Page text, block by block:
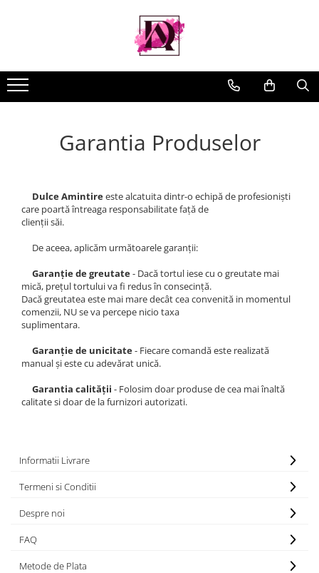
Garantia Produselor
Dulce Amintireeste alcatuita dintr-o echipă de profesioniști
care poartă întreaga responsabilitate față de
clienții săi.
De aceea, aplicăm următoarele garanții:
Garanție de greutate- Dacă tortul iese cu o greutate mai
mică, prețul tortului va fi redus în consecință.
Dacă greutatea este mai mare decât cea convenită in momentul
comenzii, NU se va percepe nicio taxa
suplimentara.
Garanție de unicitate- Fiecare comandă este realizată
manual și este cu adevărat unică.
Garantia calității - Folosim doar produse de cea mai înaltă
calitate si doar de la furnizori autorizati.
Informatii Livrare
Termeni si Conditii
Despre noi
FAQ
Metode de Plata